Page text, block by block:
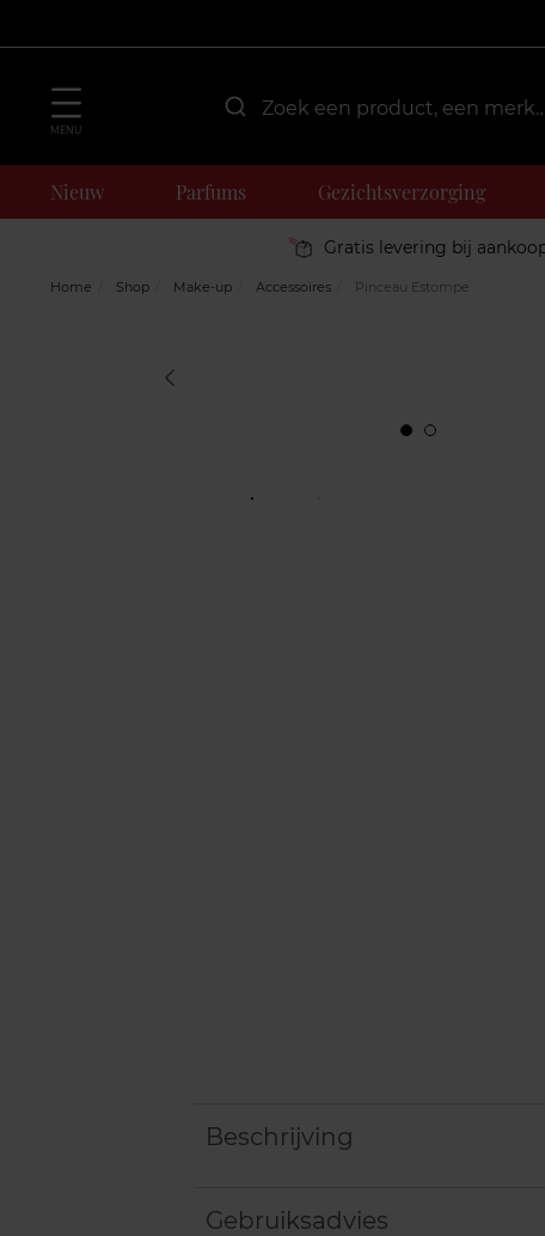
MENU
Nieuw Parfums Gezichtsverzorging
Gratis levering bij
Home Shop Make-up Accessoires Pinceau Estompe
Beschrijving
Gebruiksadvies